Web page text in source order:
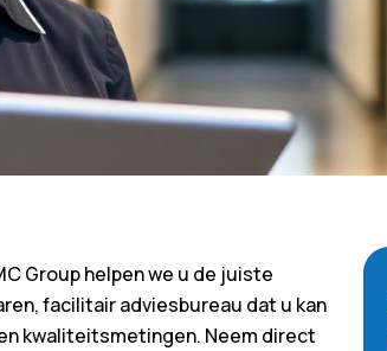
Group helpen we u de juiste
facilitair adviesbureau dat u kan
kwaliteitsmetingen. Neem direct